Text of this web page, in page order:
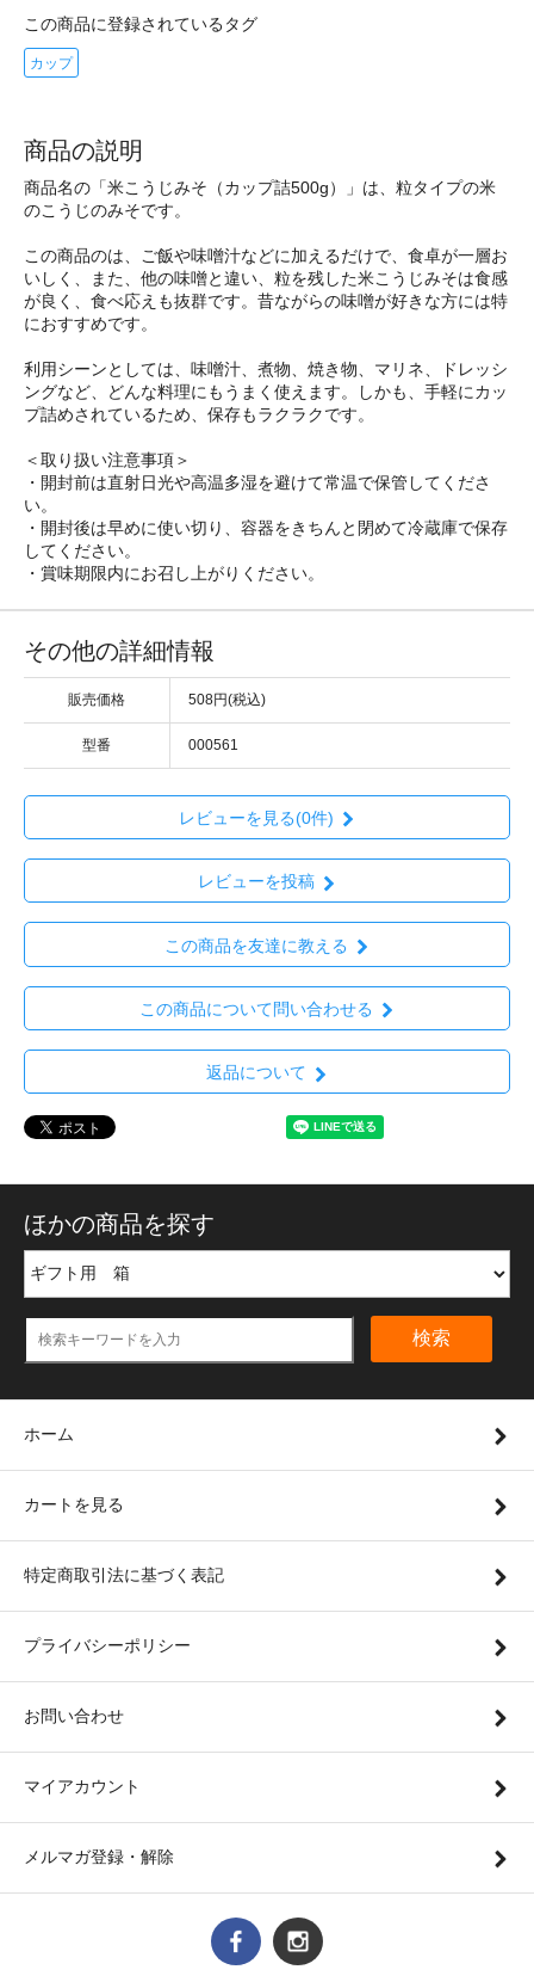
この商品に登録されているタグ
カップ
商品の説明
商品名の「米こうじみそ（カップ詰500g）」は、粒タイプの米
のこうじのみそです。
この商品のは、ご飯や味噌汁などに加えるだけで、食卓が一層お
いしく、また、他の味噌と違い、粒を残した米こうじみそは食感
が良く、食べ応えも抜群です。昔ながらの味噌が好きな方には特
におすすめです。
利用シーンとしては、味噌汁、煮物、焼き物、マリネ、ドレッシ
ングなど、どんな料理にもうまく使えます。しかも、手軽にカッ
プ詰めされているため、保存もラクラクです。
＜取り扱い注意事項＞
・開封前は直射日光や高温多湿を避けて常温で保管してくださ
い。
・開封後は早めに使い切り、容器をきちんと閉めて冷蔵庫で保存
してください。
・賞味期限内にお召し上がりください。
その他の詳細情報
販売価格 508円(税込)
型番 000561
レビューを見る(0件)
レビューを投稿
この商品を友達に教える
この商品について問い合わせる
返品について
ほかの商品を探す
検索
ホーム
カートを見る
特定商取引法に基づく表記
プライバシーポリシー
お問い合わせ
マイアカウント
メルマガ登録・解除